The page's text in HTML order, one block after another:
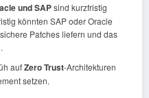
und SAPsind kurzfristig
könnten SAP oder Oracle
Patches liefern und das
aufZero Trust-Architekturen
setzen.